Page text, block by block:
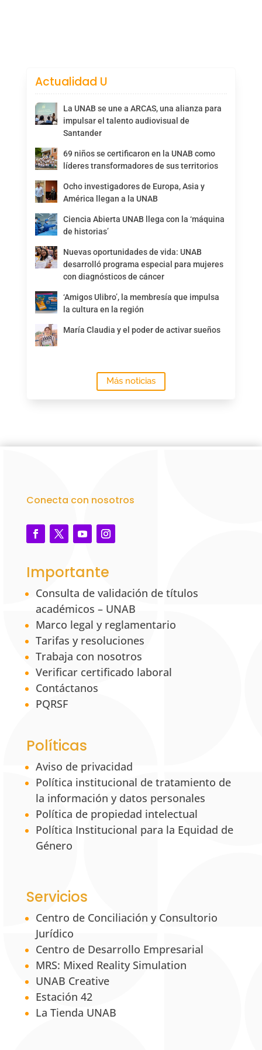
Actualidad U
La UNAB se une a ARCAS, una alianza para
impulsar el talento audiovisual de
Santander
69 niños se certificaron en la UNAB como
líderes transformadores de sus territorios
Ocho investigadores de Europa, Asia y
América llegan a la UNAB
Ciencia Abierta UNAB llega con la ‘máquina
de historias’
Nuevas oportunidades de vida: UNAB
desarrolló programa especial para mujeres
con diagnósticos de cáncer
‘Amigos Ulibro’, la membresía que impulsa
la cultura en la región
María Claudia y el poder de activar sueños
Más noticias
Conecta con nosotros
Importante
Consulta de validación de títulos
académicos – UNAB
Marco legal y reglamentario
Tarifas y resoluciones
Trabaja con nosotros
Verificar certificado laboral
Contáctanos
PQRSF
Políticas
Aviso de privacidad
Política institucional de tratamiento de
la información y datos personales
Política de propiedad intelectual
Política Institucional para la Equidad de
Género
Servicios
Centro de Conciliación y Consultorio
Jurídico
Centro de Desarrollo Empresarial
MRS: Mixed Reality Simulation
UNAB Creative
Estación 42
La Tienda UNAB